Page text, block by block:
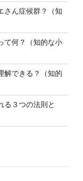
さん症候群？（知
て何？（知的な小
解できる？（知的
る３つの法則と